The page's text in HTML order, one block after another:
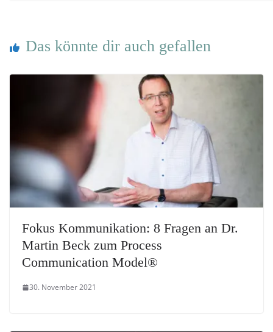
Das könnte dir auch gefallen
Fokus Kommunikation: 8 Fragen an Dr.
Martin Beck zum Process
Communication Model®
30. November 2021